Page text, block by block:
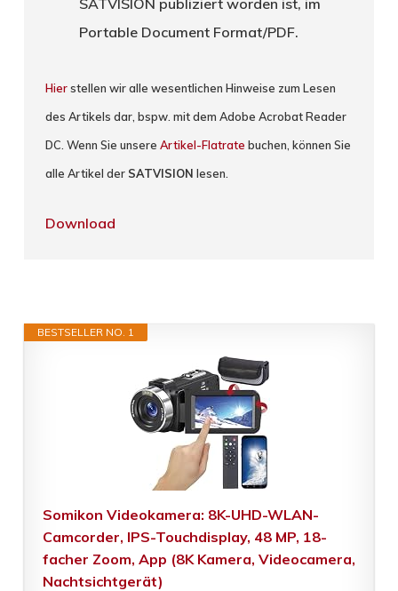
Portable Document Format/PDF.
Hierstellen wir alle wesentlichen Hinweise zum Lesen
des Artikels dar, bspw. mit dem Adobe Acrobat Reader
DC. Wenn Sie unsereArtikel-Flatrate buchen, können Sie
alle Artikel der SATVISION lesen.
Download
BESTSELLER NO. 1
Somikon Videokamera: 8K-UHD-WLAN-
Camcorder, IPS-Touchdisplay, 48 MP, 18-
facher Zoom, App (8K Kamera, Videocamera,
Nachtsichtgerät)